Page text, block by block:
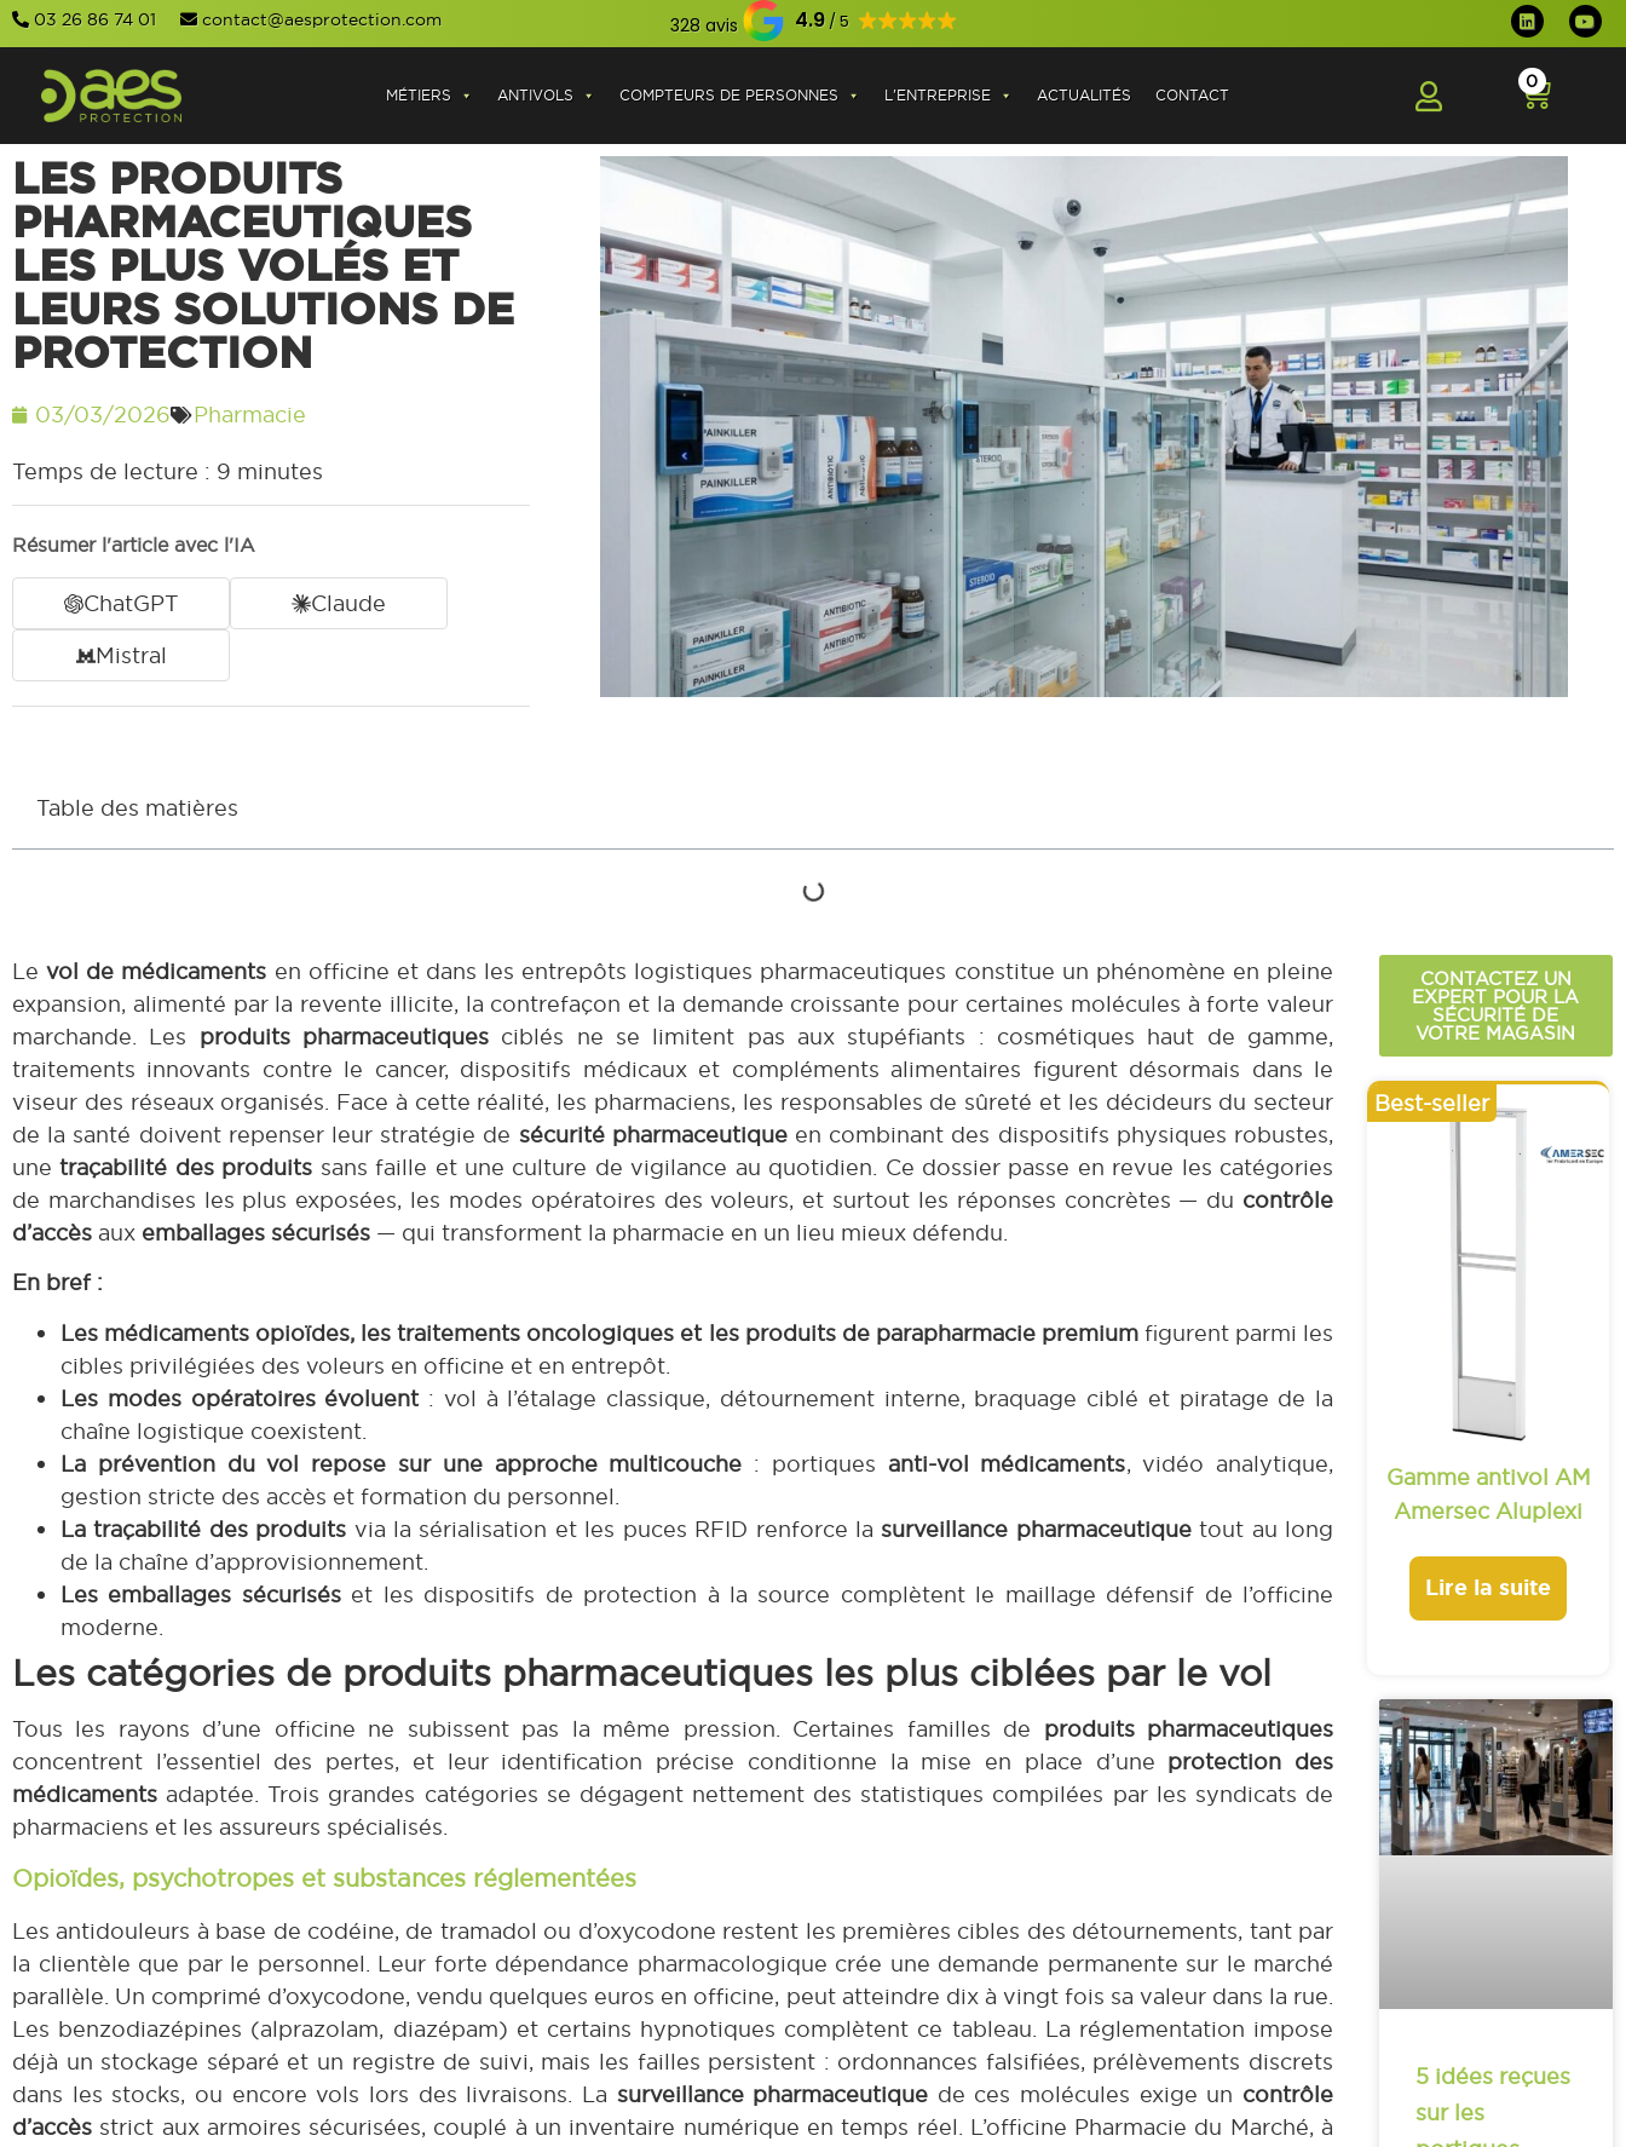
03 26 86 74 01 contact@aesprotection.com 328 avis 4.9
MÉTIERS ANTIVOLS COMPTEURS DE PERSONNES L'ENTREPRISE ACTUALITÉS CONTACT
0
LES PRODUITS
PHARMACEUTIQUES
LES PLUS VOLÉS ET
LEURS SOLUTIONS DE
PROTECTION
03/03/2026 Pharmacie
Temps de lecture : 9 minutes
Résumer l'article avec l'IA
ChatGPT
Claude
Mistral
Table des matières
Levol de médicaments en officine et dans les entrepôts logistiques pharmaceutiques constitue un phénomène en pleine
expansion, alimenté par la revente illicite, la contrefaçon et la demande croissante pour certaines molécules à forte valeur
marchande. Les produits pharmaceutiques ciblés ne se limitent pas aux stupéfiants : cosmétiques haut de gamme,
traitements innovants contre le cancer, dispositifs médicaux et compléments alimentaires figurent désormais dans le
viseur des réseaux organisés. Face à cette réalité, les pharmaciens, les responsables de sûreté et les décideurs du secteur
de la santé doivent repenser leur stratégie de sécurité pharmaceutiqueen combinant des dispositifs physiques robustes,
unetraçabilité des produits sans faille et une culture de vigilance au quotidien. Ce dossier passe en revue les catégories
de marchandises les plus exposées, les modes opératoires des voleurs, et surtout les réponses concrètes — du contrôle
d’accès aux emballages sécurisés — qui transforment la pharmacie en un lieu mieux défendu.
En bref :
Les médicaments opioïdes, les traitements oncologiques et les produits de parapharmacie premiumfigurent parmi les
cibles privilégiées des voleurs en officine et en entrepôt.
Les modes opératoires évoluent: vol à l’étalage classique, détournement interne, braquage ciblé et piratage de la
chaîne logistique coexistent.
La prévention du vol repose sur une approche multicouche : portiques anti-vol médicaments, vidéo analytique,
gestion stricte des accès et formation du personnel.
La traçabilité des produits via la sérialisation et les puces RFID renforce lasurveillance pharmaceutiquetout au long
de la chaîne d’approvisionnement.
Les emballages sécuriséset les dispositifs de protection à la source complètent le maillage défensif de l’officine
moderne.
Les catégories de produits pharmaceutiques les plus ciblées par le vol
Tous les rayons d’une officine ne subissent pas la même pression. Certaines familles de produits pharmaceutiques
concentrent l’essentiel des pertes, et leur identification précise conditionne la mise en place d’une protection des
médicaments adaptée. Trois grandes catégories se dégagent nettement des statistiques compilées par les syndicats de
pharmaciens et les assureurs spécialisés.
Opioïdes, psychotropes et substances réglementées
Les antidouleurs à base de codéine, de tramadol ou d’oxycodone restent les premières cibles des détournements, tant par
la clientèle que par le personnel. Leur forte dépendance pharmacologique crée une demande permanente sur le marché
parallèle. Un comprimé d’oxycodone, vendu quelques euros en officine, peut atteindre dix à vingt fois sa valeur dans la rue.
Les benzodiazépines (alprazolam, diazépam) et certains hypnotiques complètent ce tableau. La réglementation impose
déjà un stockage séparé et un registre de suivi, mais les failles persistent : ordonnances falsifiées, prélèvements discrets
dans les stocks, ou encore vols lors des livraisons. La surveillance pharmaceutique de ces molécules exige un contrôle
d’accès strict aux armoires sécurisées, couplé à un inventaire numérique en temps réel. L’officine Pharmacie du Marché, à
CONTACTEZ UN
EXPERT POUR LA
SÉCURITÉ DE
VOTRE MAGASIN
Gamme antivol AM
Amersec Aluplexi
Lire la suite
5 idées reçues
sur les